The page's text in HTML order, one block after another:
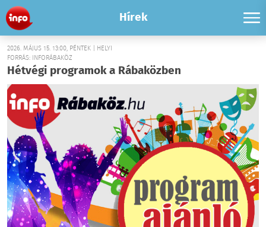
Hírek
2026. MÁJUS 15. 13:00, PÉNTEK | HELYI
FORRÁS: INFORÁBAKÖZ
Hétvégi programok a Rábaközben